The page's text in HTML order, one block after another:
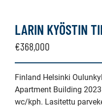
LARIN KYÖSTIN
€368,000
Finland Helsinki
Apartment Building
wc/kph. Lasitettu